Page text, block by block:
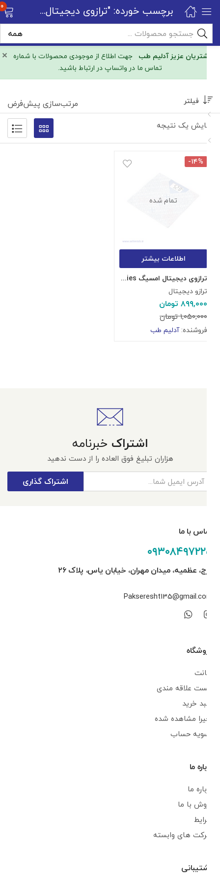
× مشتریان عزیز آدلیم طبجهت اطلاع از موجودی محصولات با شماره
تماس ما در واتساپ در ارتباط باشید.
برچسب خورده: "ترازوی دیجیتال امسیگ GW30 Slim Z series" 0
نمایش یک نتیجه
فیلتر مرتب‌سازی پیش‌فرض
تمام شده
اطلاعات بیشتر
-۱۴%
ترازوی دیجیتال امسیگ GW30 Slim Z series
ترازو دیجیتال
۸۹۹,۰۰۰تومان
۱,۰۵۰,۰۰۰تومان
فروشنده:آدلیم طب
اشتراکخبرنامه
هزاران تبلیغ فوق العاده را از دست ندهید
اشتراک گذاری
تماس با ما
۰۹۳۰۸۴۹۷۲۲۵
کرج، عظمیه، میدان مهران، خیابان یاس، پلاک ۲۶
Pakseresht135@gmail.com
فروشگاه
اکانت
لیست علاقه مندی
سبد خرید
اخیرا مشاهده شده
تسویه حساب
درباره ما
درباره ما
فروش با ما
شرایط
شرکت های وابسته
پشتیبانی